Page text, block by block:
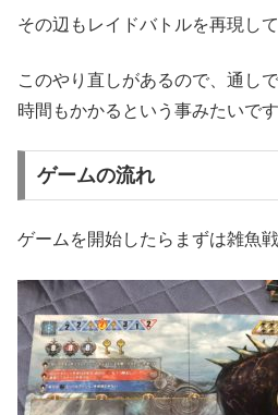
その辺もレイドバトルを再現して
このやり直しがあるので、通し
時間もかかるという事みたいです
ゲームの流れ
ゲームを開始したらまずは雑魚戦